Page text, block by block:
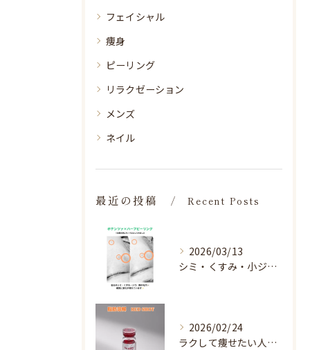
フェイシャル
痩身
ピーリング
リラクゼーション
メンズ
ネイル
最近の投稿 Recent Posts
2026/03/13
シミ・くすみ・小ジワ・毛穴🌀
2026/02/24
ラクして痩せたい人へ♡